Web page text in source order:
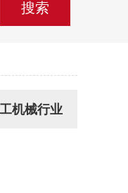
机械行业